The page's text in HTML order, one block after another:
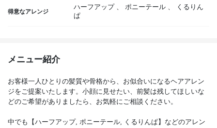
得意なアレンジ
ハーフアップ 、 ポニーテール 、
くるりん
ぱ
メニュー紹介
お客様一人ひとりの髪質や骨格から、お似合いになるヘアアレン
ジをご提案いたします。小顔に見せたい、前髪は残してほしいな
どのご希望がありましたら、お気軽にご相談ください。
中でも【ハーフアップ, ポニーテール, くるりんぱ】などのアレン